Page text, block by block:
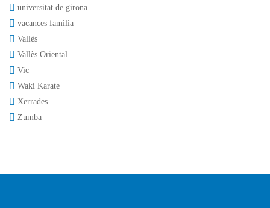
universitat de girona
vacances familia
Vallès
Vallès Oriental
Vic
Waki Karate
Xerrades
Zumba